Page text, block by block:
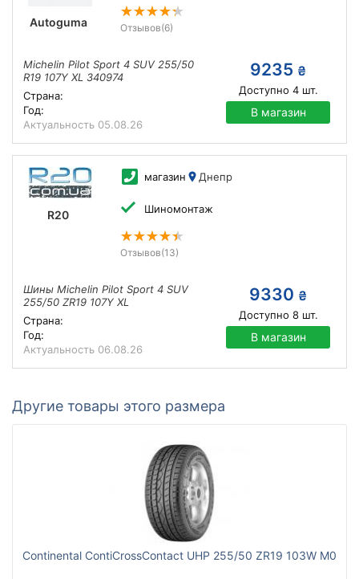
Autoguma Отзывов(6)
Michelin Pilot Sport 4 SUV 255/50
R19 107Y XL 340974
Страна:
Год:
Актуальность 05.08.26
9235 ₴
Доступно 4шт.
В магазин
R20
магазин Днепр
Шиномонтаж
Отзывов(13)
Шины Michelin Pilot Sport 4 SUV
255/50 ZR19 107Y XL
Страна:
Год:
Актуальность 06.08.26
9330 ₴
Доступно 8шт.
В магазин
Другие товары этого размера
Continental ContiCrossContact UHP 255/50 ZR19 103W M0